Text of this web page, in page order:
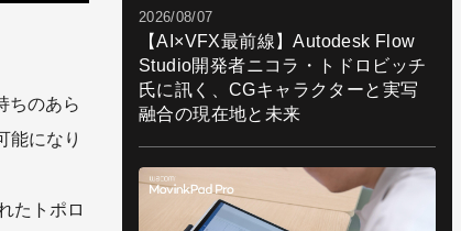
ちのあら
能になり
たトポロ
2026/08/07
【AI×VFX最前線】Autodesk Flow
Studio開発者ニコラ・トドロビッチ
氏に訊く、CGキャラクターと実写
融合の現在地と未来